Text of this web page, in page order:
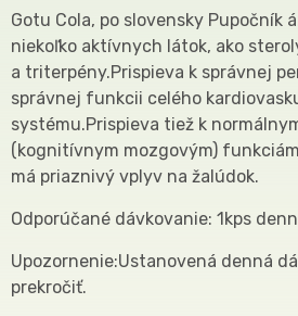
Gotu Cola, po slovensky Pupočník
niekoľko aktívnych látok, ako
a triterpény.Prispieva k správnej
správnej funkcii celého
systému.Prispieva tiež k
(kognitívnym mozgovým)
má priaznivý vplyv na žalúdok.
Odporúčané dávkovanie: 1kps
Upozornenie:Ustanovená denná
prekročiť.